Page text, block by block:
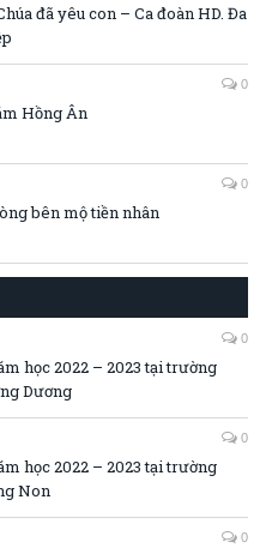
đã yêu con – Ca đoàn HD. Đa
0
Hồng Ân
0
bên mộ tiền nhân
0
học 2022 – 2023 tại trường
Dương
0
học 2022 – 2023 tại trường
Non
0